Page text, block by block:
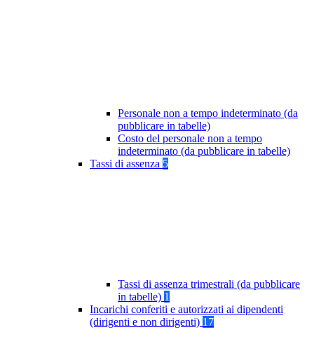
Personale non a tempo indeterminato (da
pubblicare in tabelle)
Costo del personale non a tempo
indeterminato (da pubblicare in tabelle)
Tassi di assenza 5
Tassi di assenza trimestrali (da pubblicare
in tabelle) 1
Incarichi conferiti e autorizzati ai dipendenti
(dirigenti e non dirigenti) 17